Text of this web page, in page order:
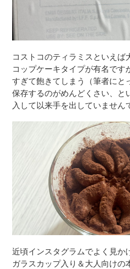
コストコのティラミスといえば
コップケーキタイプが有名です
すぎて飽きてしまう（筆者にと
保存するのがめんどくさい、と
入して以来手を出していません
近頃インスタグラムでよく見か
ガラスカップ入り＆大人向けの